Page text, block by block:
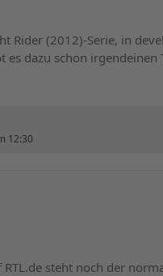
Rider (2012)-Serie, in
dazu schon irgendeinen
12:30
steht noch der